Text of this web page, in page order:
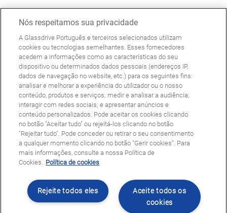
Nós respeitamos sua privacidade
A Glassdrive Português e terceiros selecionados utilizam
cookies ou tecnologias semelhantes. Esses fornecedores
acedem a informações como as características do seu
dispositivo ou determinados dados pessoais (endereços IP,
dados de navegação no website, etc.) para os seguintes fins:
analisar e melhorar a experiência do utilizador ou o nosso
conteúdo, produtos e serviços; medir e analisar a audiência;
interagir com redes sociais; e apresentar anúncios e
conteúdo personalizados. Pode aceitar os cookies clicando
no botão "Aceitar tudo" ou rejeitá-los clicando no botão
"Rejeitar tudo". Pode conceder ou retirar o seu consentimento
a qualquer momento clicando no botão "Gerir cookies". Para
mais informações, consulte a nossa Política de
Cookies. Política de cookies
Aceite todos os
cookies
Rejeite todos eles